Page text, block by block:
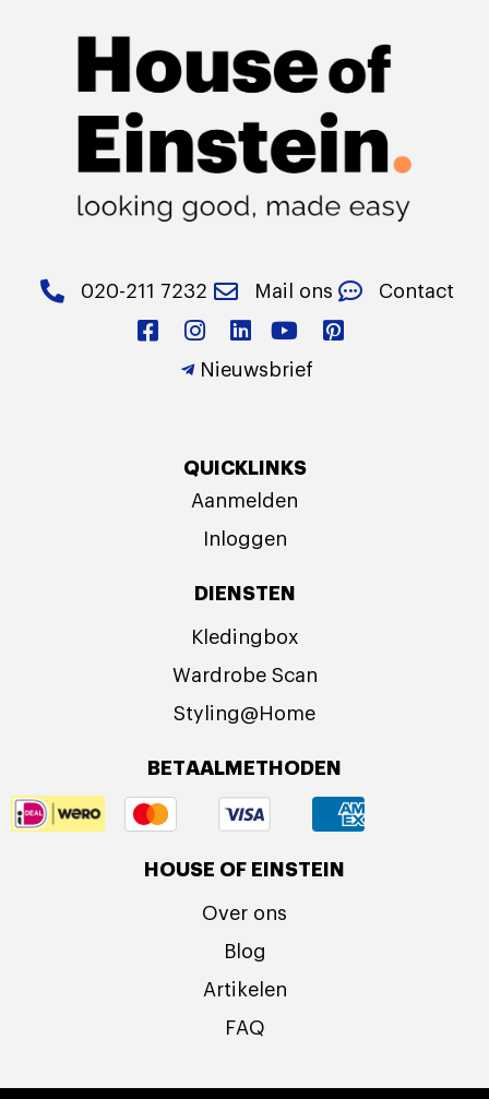
020-211 7232 Mail ons Contact
Nieuwsbrief
QUICKLINKS
Aanmelden
Inloggen
DIENSTEN
Kledingbox
Wardrobe Scan
Styling@Home
BETAALMETHODEN
HOUSE OF EINSTEIN
Over ons
Blog
Artikelen
FAQ